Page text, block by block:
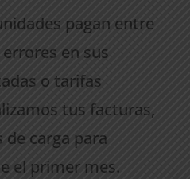
pagan entre
en sus
o tarifas
tus facturas,
carga para
el primer mes.